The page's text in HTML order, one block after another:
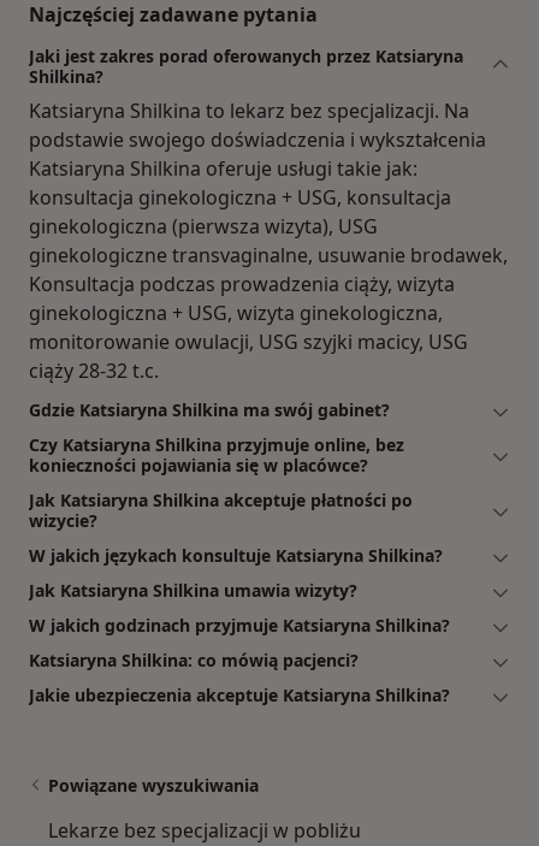
Najczęściej zadawane pytania
Jaki jest zakres porad oferowanych przez Katsiaryna
Shilkina?
Katsiaryna Shilkina to lekarz bez specjalizacji. Na
podstawie swojego doświadczenia i wykształcenia
Katsiaryna Shilkina oferuje usługi takie jak:
konsultacja ginekologiczna + USG, konsultacja
ginekologiczna (pierwsza wizyta), USG
ginekologiczne transvaginalne, usuwanie brodawek,
Konsultacja podczas prowadzenia ciąży, wizyta
ginekologiczna + USG, wizyta ginekologiczna,
monitorowanie owulacji, USG szyjki macicy, USG
ciąży 28-32 t.c.
Gdzie Katsiaryna Shilkina ma swój gabinet?
Czy Katsiaryna Shilkina przyjmuje online, bez
konieczności pojawiania się w placówce?
Jak Katsiaryna Shilkina akceptuje płatności po
wizycie?
W jakich językach konsultuje Katsiaryna Shilkina?
Jak Katsiaryna Shilkina umawia wizyty?
W jakich godzinach przyjmuje Katsiaryna Shilkina?
Katsiaryna Shilkina: co mówią pacjenci?
Jakie ubezpieczenia akceptuje Katsiaryna Shilkina?
Powiązane wyszukiwania
Lekarze bez specjalizacji w pobliżu